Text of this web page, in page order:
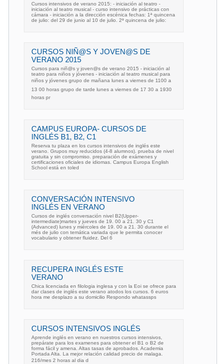
Cursos intensivos de verano 2015: - iniciación al teatro -
iniciación al teatro musical - curso intensivo de prácticas con
cámara - iniciación a la dirección escénica fechas: 1ª quincena
de julio: del 29 de junio al 10 de julio. 2ª quincena de julio:
CURSOS NIÑ@S Y JOVEN@S DE
VERANO 2015
Cursos para niñ@s y joven@s de verano 2015 - iniciación al
teatro para niños y jóvenes - iniciación al teatro musical para
niños y jóvenes grupo de mañana lunes a viernes de 1100 a
13 00 horas grupo de tarde lunes a viernes de 17 30 a 1930
horas pr
CAMPUS EUROPA- CURSOS DE
INGLÉS B1, B2, C1
Reserva tu plaza en los cursos intensivos de inglés este
verano. Grupos muy reducidos (4-8 alumnos). prueba de nivel
gratuita y sin compromiso. preparación de exámenes y
certificaciones oficiales de idiomas. Campus Europa English
School está en toled
CONVERSACIÓN INTENSIVO
INGLÉS EN VERANO
Cursos de inglés conversación nivel B2(Upper-
intermediate)martes y jueves de 19. 00 a 21. 30 y C1
(Advanced) lunes y miércoles de 19. 00 a 21. 30 durante el
més de julio con temática variada que le permita conocer
vocabulario y obtener fluidez. Del 6
RECUPERA INGLÉS ESTE
VERANO
Chica licenciada en filologia inglesa y con la Eoi se ofrece para
dar clases de inglés este verano atodos los cursos. 6 euros
hora me desplazo a su domicilio Respondo whatassps
CURSOS INTENSIVOS INGLÉS
Aprende inglés en verano en nuestros cursos intensivos,
prepárate para los examenes para obtener el B1 o B2 de
forma fácil y amena. Altas tasas de aprobados. Academia
Portada Alta. La mejor relación calidad precio de malaga.
216/mes 2 horas al dia d